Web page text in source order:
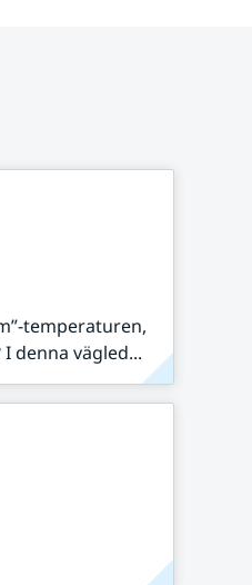
temperaturen,
denna vägled...